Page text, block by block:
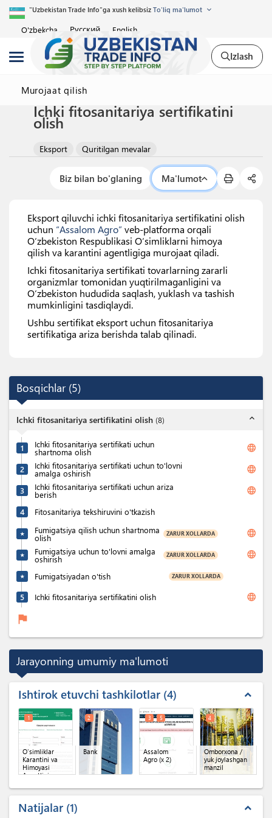
"Uzbekistan Trade Info"ga xush kelibsiz To'liq ma'lumot
O'zbekcha Русский English
Izlash
Murojaat qilish
Ichki fitosanitariya sertifikatini
olish
Eksport Quritilgan mevalar
Biz bilan bo'glaning Ma'lumot
Eksport qiluvchi ichki fitosanitariya sertifikatini olish
uchun “Assalom Agro” veb-platforma orqali
O‘zbekiston Respublikasi O‘simliklarni himoya
qilish va karantini agentligiga murojaat qiladi.
Ichki fitosanitariya sertifikati tovarlarning zararli
organizmlar tomonidan yuqtirilmaganligini va
O‘zbekiston hududida saqlash, yuklash va tashish
mumkinligini tasdiqlaydi.
Ushbu sertifikat eksport uchun fitosanitariya
sertifikatiga ariza berishda talab qilinadi.
Bosqichlar (5)
Ichki fitosanitariya sertifikatini olish (8) expand_less
1 Ichki fitosanitariya sertifikati uchun
shartnoma olish language
2 Ichki fitosanitariya sertifikati uchun to'lovni
amalga oshirish language
3 Ichki fitosanitariya sertifikati uchun ariza
berish language
4 Fitosanitariya tekshiruvini o'tkazish
★ Fumigatsiya qilish uchun shartnoma
olish ZARUR XOLLARDA language
★ Fumigatsiya uchun to'lovni amalga
oshirish ZARUR XOLLARDA language
★ Fumigatsiyadan o'tish ZARUR XOLLARDA
5 Ichki fitosanitariya sertifikatini olish language
flag
Jarayonning umumiy ma'lumoti
Ishtirok etuvchi tashkilotlar 4 expand_less
O'simliklar
Karantini va
Himoyasi
Agentligi
(Oferta)
1
Bank
2
Assalom
Agro (x 2)
3 5
Omborxona /
yuk joylashgan
manzil
4
Natijalar 1 expand_less